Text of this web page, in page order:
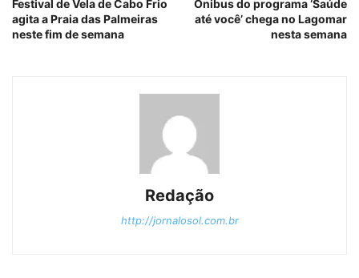
Festival de Vela de Cabo Frio
agita a Praia das Palmeiras
neste fim de semana
Ônibus do programa ‘Saúde
até você’ chega no Lagomar
nesta semana
Redação
http://jornalosol.com.br